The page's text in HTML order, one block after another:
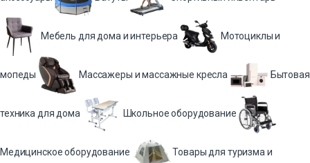
Мебель для дома и интерьера Мотоциклы и
мопеды Массажеры и массажные кресла Бытовая
техника для дома Школьное оборудование
Медицинское оборудование Товары для туризма и